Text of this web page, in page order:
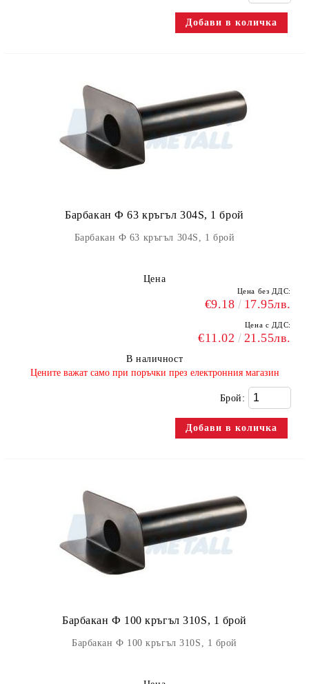
Барбакан Ф 63 кръгъл 304S, 1 брой
Барбакан Ф 63 кръгъл 304S, 1 брой
Цена
Цена без ДДС:
€9.18 17.95лв.
Цена с ДДС:
€11.02 21.55лв.
В наличност
​Цените важат само при поръчки през електронния магазин
Брой:
Барбакан Ф 100 кръгъл 310S, 1 брой
Барбакан Ф 100 кръгъл 310S, 1 брой